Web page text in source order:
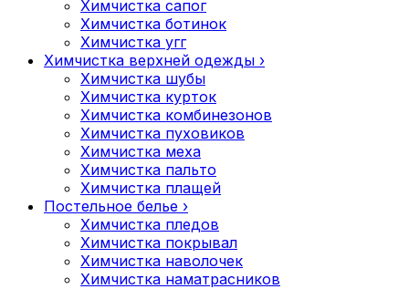
Химчистка сапог
Химчистка ботинок
Химчистка угг
Химчистка верхней одежды ›
Химчистка шубы
Химчистка курток
Химчистка комбинезонов
Химчистка пуховиков
Химчистка меха
Химчистка пальто
Химчистка плащей
Постельное белье ›
Химчистка пледов
Химчистка покрывал
Химчистка наволочек
Химчистка наматрасников